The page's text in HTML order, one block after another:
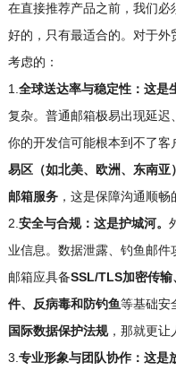
在直接推荐产品之前，我们
好的，只有最适合的。对于
考虑的：
1. 全球送达率与稳定性：这是
复杂。普通邮箱极易出现延迟
你的开发信可能根本到不了客
易区（如北美、欧洲、东南
邮箱服务，这是保障沟通顺畅
2. 安全与合规：这是护城河。
业信息。数据泄露、钓鱼邮
邮箱应具备SSL/TLS加密传输
件、反病毒和防钓鱼等基础安
国际数据保护法规，那就更让
3. 专业形象与团队协作：这是